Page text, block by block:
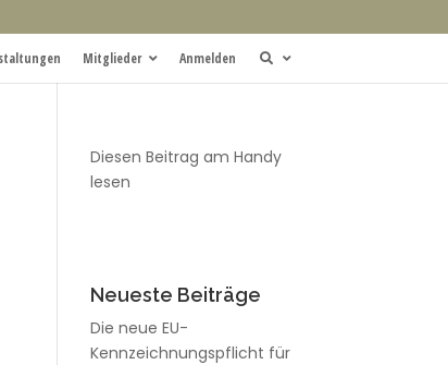
Mitglieder Anmelden
Diesen Beitrag am Handy
lesen
Neueste Beiträge
Die neue EU-
Kennzeichnungspflicht für